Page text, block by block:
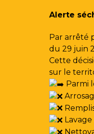
Alerte
Par arrêté
du 29 juin
Cette
sur le
Parmi